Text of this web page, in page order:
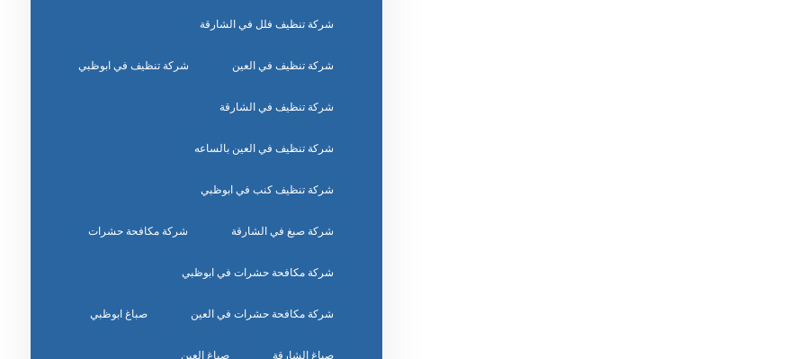
شركة تنظيف فلل في الشارقة
شركة تنظيف في العين شركة تنظيف في ابوظبي
شركة تنظيف في الشارقة
شركة تنظيف في العين بالساعه
شركة تنظيف كنب في ابوظبي
شركة صبغ في الشارقة شركة مكافحة حشرات
شركة مكافحة حشرات في ابوظبي
شركة مكافحة حشرات في العين صباغ ابوظبي
صباغ الشارقة صباغ العين